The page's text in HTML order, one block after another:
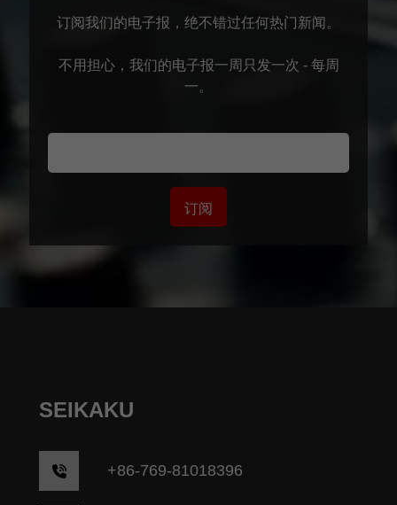
订阅我们的电子报，绝不错过任何热门新闻。
不用担心，我们的电子报一周只发一次 - 每周
一。
订阅
SEIKAKU
+86-769-81018396